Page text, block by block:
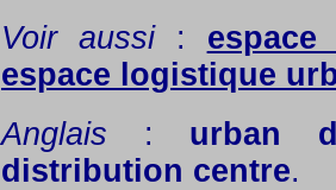
Voir aussi:
espace logistique
Anglais : urban
distribution centre.